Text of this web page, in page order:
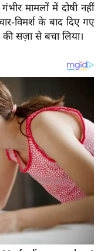
मामलों में दोषी नहीं
विमर्श के बाद दिए गए
सज़ा से बचा लिया।